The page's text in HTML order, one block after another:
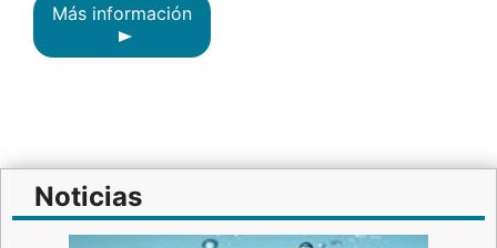
Más información
Noticias